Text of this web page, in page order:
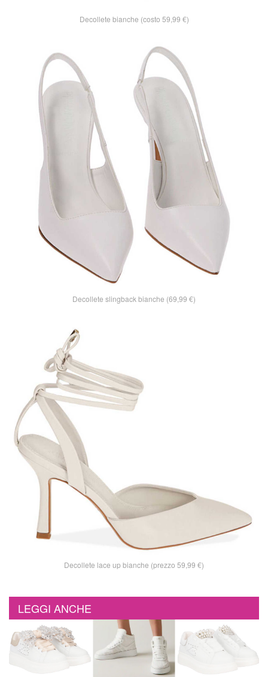
Decollete bianche (costo 59,99 €)
Decollete slingback bianche (69,99 €)
Decollete lace up bianche (prezzo 59,99 €)
LEGGI ANCHE